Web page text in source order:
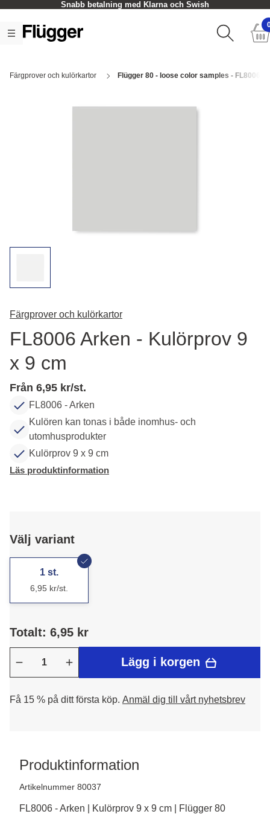
Snabb betalning med Klarna och Swish
Färgprover och kulörkartor Flügger 80 - loose color samples - FL8006
Färgprover och kulörkartor
FL8006 Arken - Kulörprov 9
x 9 cm
Från 6,95 kr/st.
FL8006 - Arken
Kulören kan tonas i både inomhus- och
utomhusprodukter
Kulörprov 9 x 9 cm
Läs produktinformation
Välj variant
1 st.
6,95 kr/st.
Totalt: 6,95 kr
Lägg i korgen
Få 15 % på ditt första köp. Anmäl dig till vårt nyhetsbrev
Produktinformation
Artikelnummer 80037
FL8006 - Arken | Kulörprov 9 x 9 cm | Flügger 80